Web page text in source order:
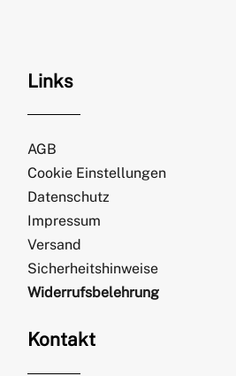
Links
AGB
Cookie Einstellungen
Datenschutz
Impressum
Versand
Sicherheitshinweise
Widerrufsbelehrung
Kontakt